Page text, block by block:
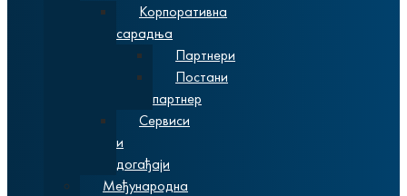
Корпоративна
сарадња
Партнери
Постани
партнер
Сервиси
и
догађаји
Међународна